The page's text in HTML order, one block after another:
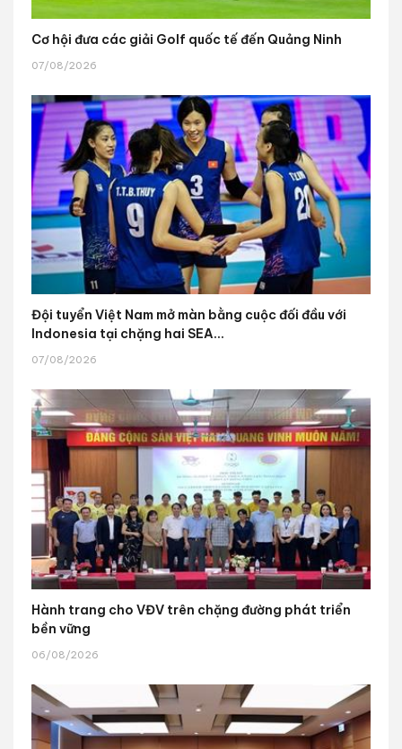
Cơ hội đưa các giải Golf quốc tế đến Quảng Ninh
07/08/2026
Đội tuyển Việt Nam mở màn bằng cuộc đối đầu với
Indonesia tại chặng hai SEA...
07/08/2026
Hành trang cho VĐV trên chặng đường phát triển
bền vững
06/08/2026